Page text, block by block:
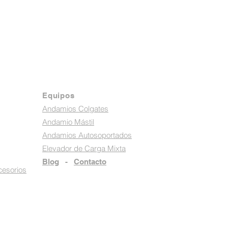
Equipos
Andamios Colgates
Andamio Mástil
Andamios Autosoportados
Elevador de Carga Mixta
Blog - Contacto